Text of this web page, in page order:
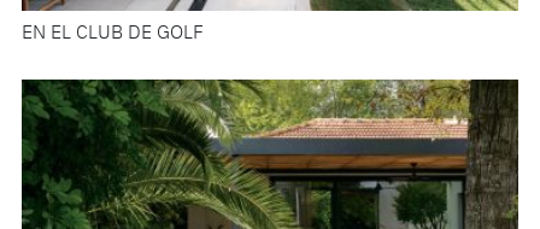
EN EL CLUB DE GOLF